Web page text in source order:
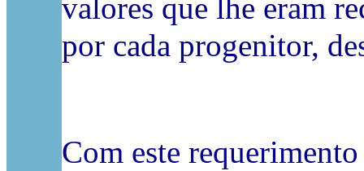
valores que lhe eram
por cada progenitor,
Com este